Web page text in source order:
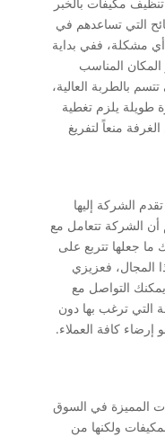
التي تساعدهم في
مشكلة، ففي بداية
المكان المناسب
بالطربة العالية،
طويلة يلزم تغطية
منعاً لتفريغ
الشركة إليها
أن الشركة تتعامل مع
ما جعلها تتربع على
فعزيزي
التواصل مع
التي ترغب بها دون
إرضاء كافة العملاء.
المميزة في السوق
ولكنها من